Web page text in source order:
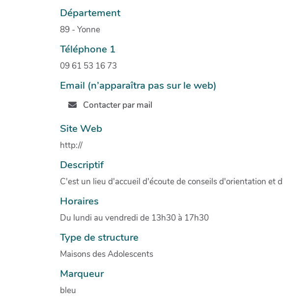
Département
89 - Yonne
Téléphone 1
09 61 53 16 73
Email (n’apparaîtra pas sur le web)
Contacter par mail
Site Web
http://
Descriptif
C'est un lieu d'accueil d'écoute de conseils d'orientation et
Horaires
Du lundi au vendredi de 13h30 à 17h30
Type de structure
Maisons des Adolescents
Marqueur
bleu